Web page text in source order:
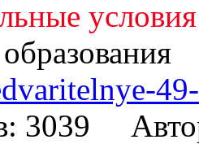
условия
3039